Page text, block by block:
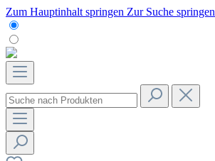
Zum Hauptinhalt springen Zur Suche springen